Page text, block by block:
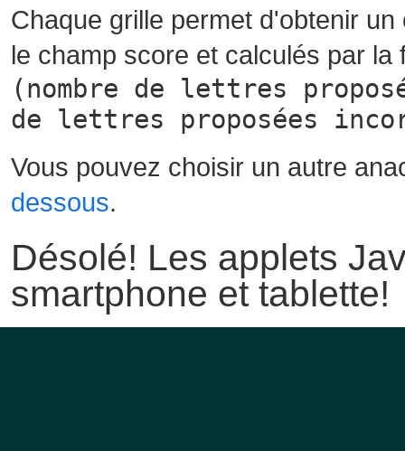
Chaque grille permet d'obtenir
le champ score et calculés par la
(nombre de lettres
de lettres proposées
Vous pouvez choisir un autre
dessous.
Désolé! Les applets
smartphone et tablette!